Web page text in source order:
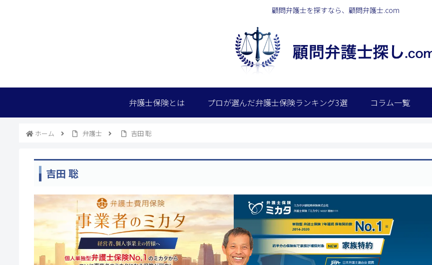
顧問弁護士を探すなら、顧問弁護士.com
弁護士保険とは プロが選んだ弁護士保険ランキング3選 コラム一覧
ホーム 弁護士 吉田 聡
吉田 聡